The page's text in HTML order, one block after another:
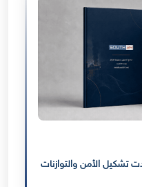
تشكيل الأمن والتوازنات